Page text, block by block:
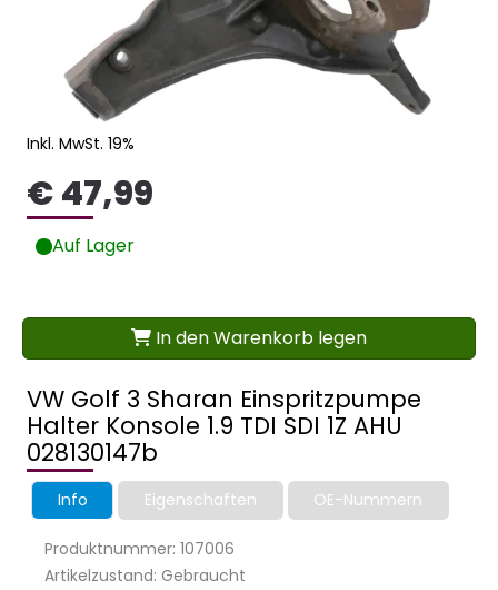
VW Golf 3 Sharan Einspritzpumpe
Halter Konsole 1.9 TDI SDI 1Z AHU
028130147b
Info Eigenschaften OE-Nummern
Produktnummer: 107006
Artikelzustand: Gebraucht
Inkl. MwSt. 19%
€ 47,99
Auf Lager
In den Warenkorb legen